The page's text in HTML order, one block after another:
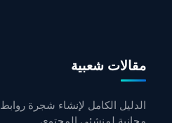
مقالات شعبية
الدليل الكامل لإنشاء شجرة روابط
مجانية لمنشئي المحتوى